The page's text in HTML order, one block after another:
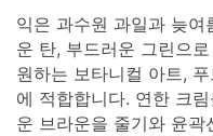
익은 과수원 과일과 늦여
운 탄, 부드러운 그린으
원하는 보타니컬 아트,
에 적합합니다. 연한 크
운 브라운을 줄기와 윤곽